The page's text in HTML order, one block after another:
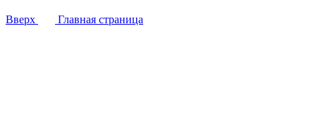
Вверх Главная страница